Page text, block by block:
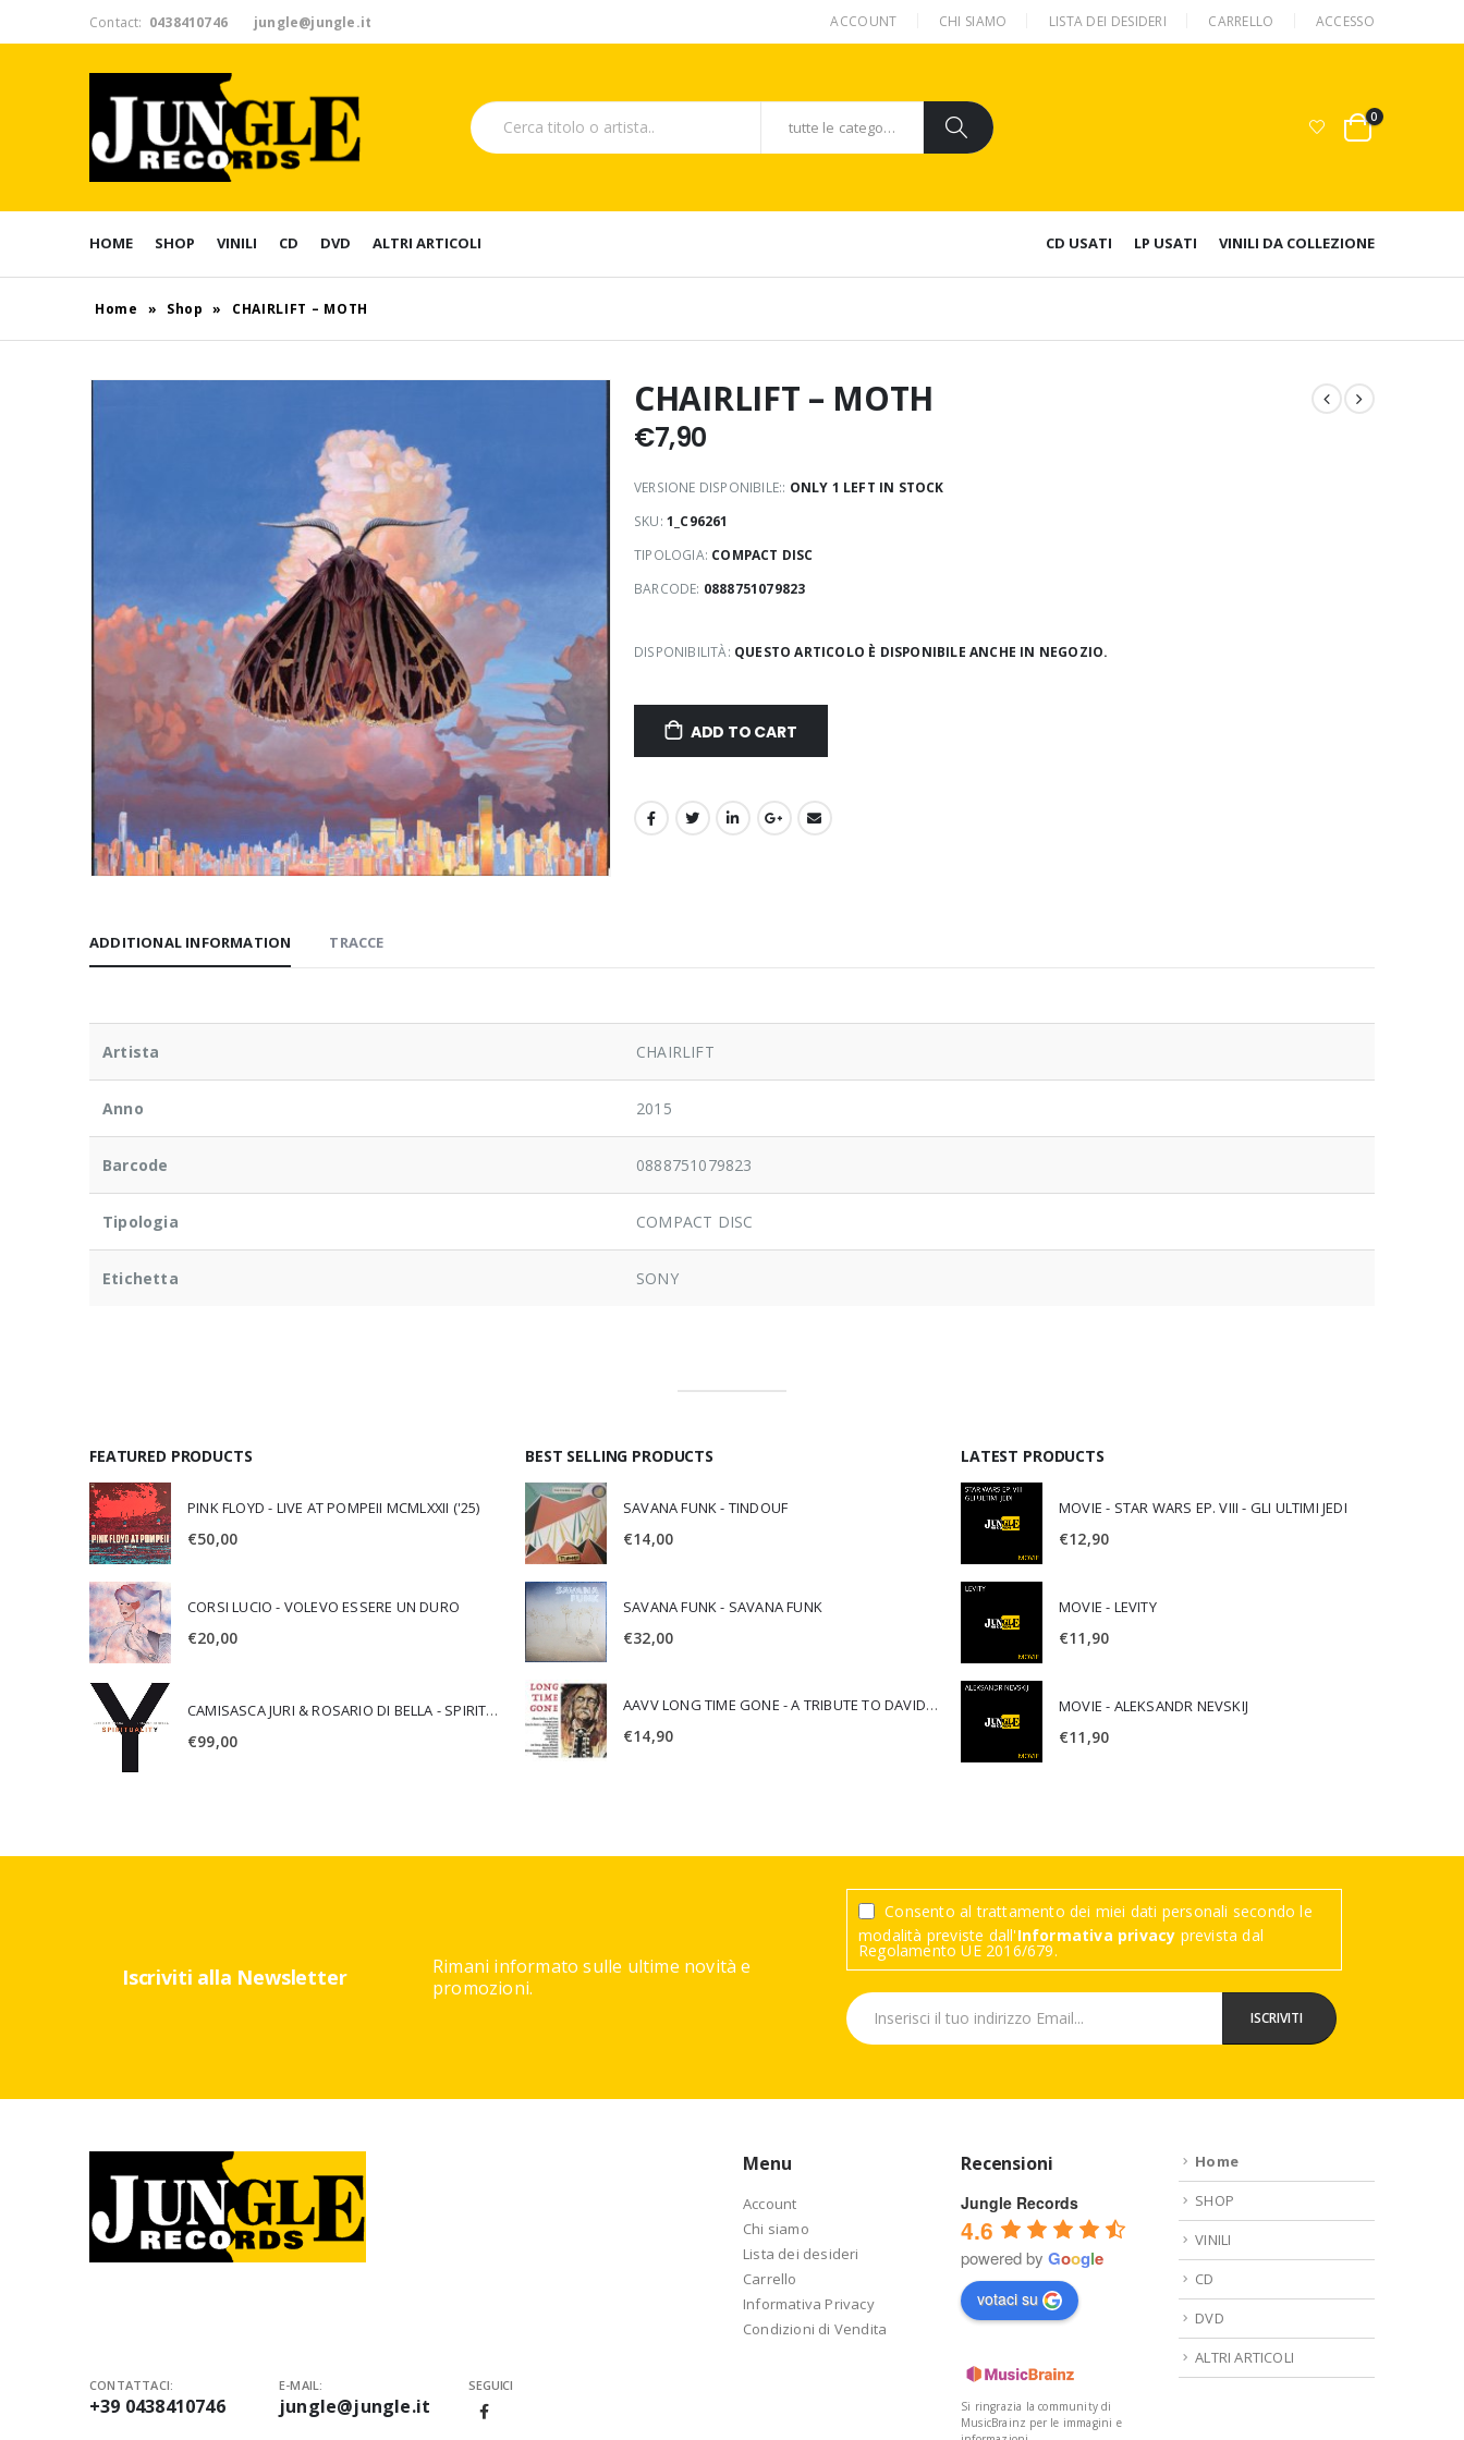
Contact: 0438410746 jungle@jungle.it ACCOUNT CHI SIAMO LISTA DEI DESIDERI CARRELLO ACCESSO
tutte le categorie
0
HOME SHOP VINILI CD DVD ALTRI ARTICOLI CD USATI LP USATI VINILI DA COLLEZIONE
Home » Shop » CHAIRLIFT – MOTH
CHAIRLIFT – MOTH
€7,90
VERSIONE DISPONIBILE:: ONLY 1 LEFT IN STOCK
SKU: 1_C96261
TIPOLOGIA: COMPACT DISC
BARCODE: 0888751079823
DISPONIBILITÀ: QUESTO ARTICOLO È DISPONIBILE ANCHE IN NEGOZIO.
ADD TO CART
ADDITIONAL INFORMATION TRACCE
Artista CHAIRLIFT
Anno 2015
Barcode 0888751079823
Tipologia COMPACT DISC
Etichetta SONY
FEATURED PRODUCTS
PINK FLOYD - LIVE AT POMPEII MCMLXXII ('25)
€50,00
CORSI LUCIO - VOLEVO ESSERE UN DURO
€20,00
CAMISASCA JURI & ROSARIO DI BELLA - SPIRITUALITY
€99,00
BEST SELLING PRODUCTS
SAVANA FUNK - TINDOUF
€14,00
SAVANA FUNK - SAVANA FUNK
€32,00
AAVV LONG TIME GONE - A TRIBUTE TO DAVID CROSBY
€14,90
LATEST PRODUCTS
MOVIE - STAR WARS EP. VIII - GLI ULTIMI JEDI
€12,90
MOVIE - LEVITY
€11,90
MOVIE - ALEKSANDR NEVSKIJ
€11,90
Iscriviti alla Newsletter
Rimani informato sulle ultime novità e
promozioni.
Consento al trattamento dei miei dati personali secondo le
modalità previste dall'Informativa privacy prevista dal
Regolamento UE 2016/679.
CONTATTACI:
+39 0438410746
E-MAIL:
jungle@jungle.it
SEGUICI
Menu
Account
Chi siamo
Lista dei desideri
Carrello
Informativa Privacy
Condizioni di Vendita
Recensioni
Jungle Records
4.6
powered by Google
votaci su
Si ringrazia la community di
MusicBrainz per le immagini e
Home
SHOP
VINILI
CD
DVD
ALTRI ARTICOLI